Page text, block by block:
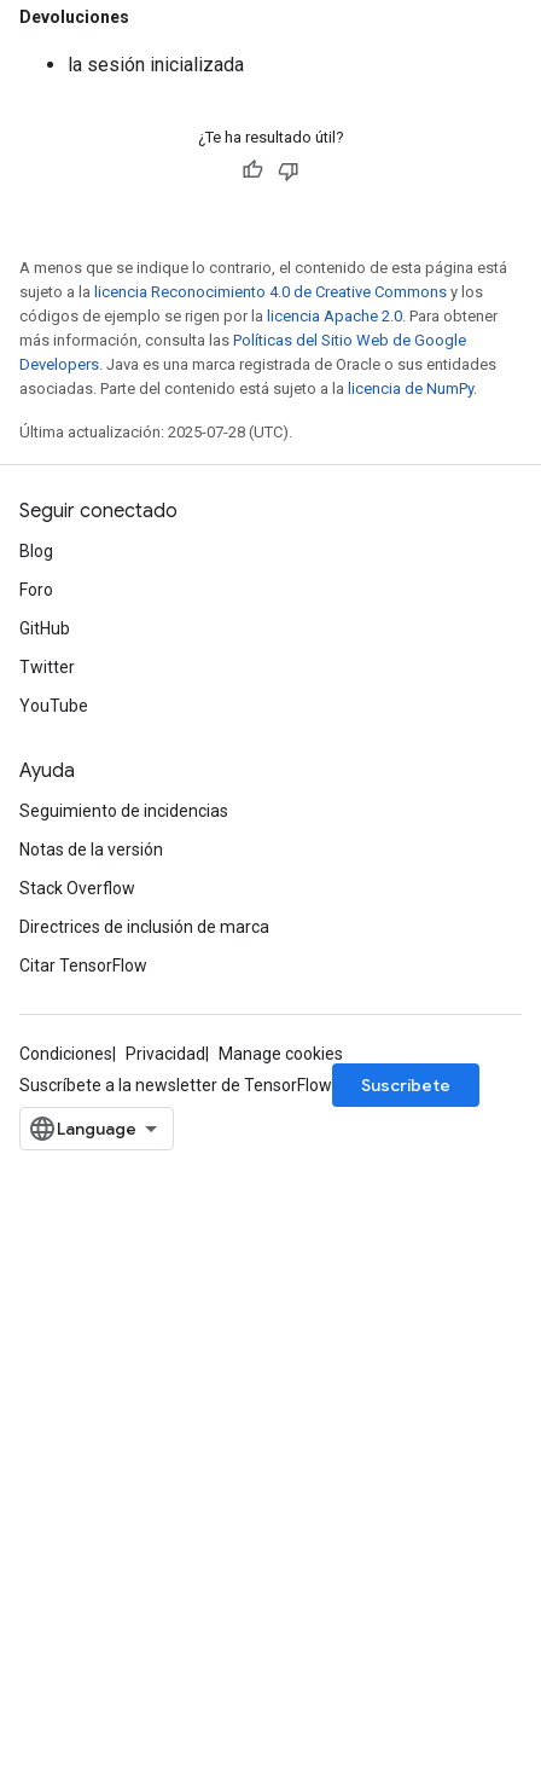
Devoluciones
la sesión inicializada
¿Te ha resultado útil?
A menos que se indique lo contrario, el contenido de esta página está
sujeto a la licencia Reconocimiento 4.0 de Creative Commons y los
códigos de ejemplo se rigen por la licencia Apache 2.0. Para obtener
más información, consulta las Políticas del Sitio Web de Google
Developers. Java es una marca registrada de Oracle o sus entidades
asociadas. Parte del contenido está sujeto a la licencia de NumPy.
Última actualización: 2025-07-28 (UTC).
Seguir conectado
Blog
Foro
GitHub
Twitter
YouTube
Ayuda
Seguimiento de incidencias
Notas de la versión
Stack Overflow
Directrices de inclusión de marca
Citar TensorFlow
Condiciones Privacidad
Manage cookies
Suscríbete a la newsletter de TensorFlow
Suscríbete